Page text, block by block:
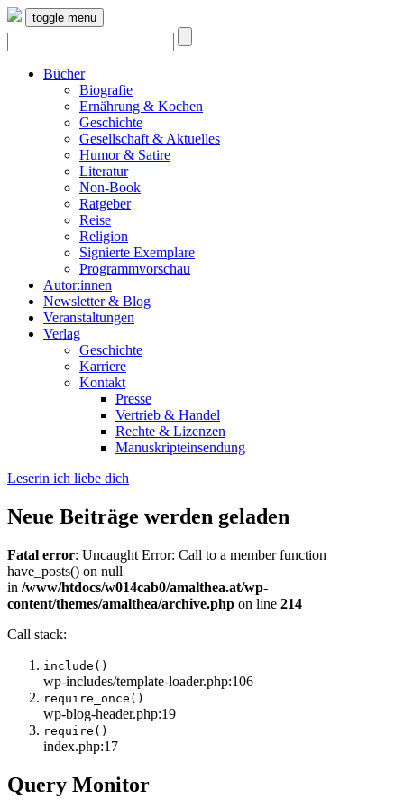
toggle menu
Bücher
Biografie
Ernährung & Kochen
Geschichte
Gesellschaft & Aktuelles
Humor & Satire
Literatur
Non-Book
Ratgeber
Reise
Religion
Signierte Exemplare
Programmvorschau
Autor:innen
Newsletter & Blog
Veranstaltungen
Verlag
Geschichte
Karriere
Kontakt
Presse
Vertrieb & Handel
Rechte & Lizenzen
Manuskripteinsendung
Leserin ich liebe dich
Neue Beiträge werden geladen
Fatal error: Uncaught Error: Call to a member function
have_posts() on null
in /www/htdocs/w014cab0/amalthea.at/wp-
content/themes/amalthea/archive.php on line 214
Call stack:
include()
wp-includes/template-loader.php:106
require_once()
wp-blog-header.php:19
require()
index.php:17
Query Monitor